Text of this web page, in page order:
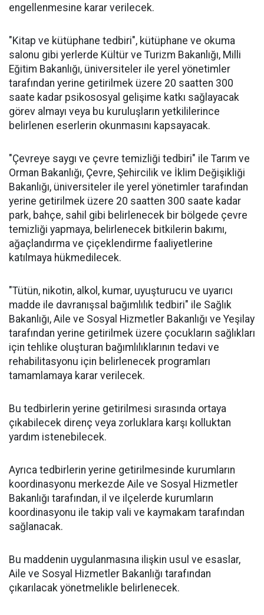
engellenmesine karar verilecek.
"Kitap ve kütüphane tedbiri", kütüphane ve okuma
salonu gibi yerlerde Kültür ve Turizm Bakanlığı, Milli
Eğitim Bakanlığı, üniversiteler ile yerel yönetimler
tarafından yerine getirilmek üzere 20 saatten 300
saate kadar psikososyal gelişime katkı sağlayacak
görev almayı veya bu kuruluşların yetkililerince
belirlenen eserlerin okunmasını kapsayacak.
"Çevreye saygı ve çevre temizliği tedbiri" ile Tarım ve
Orman Bakanlığı, Çevre, Şehircilik ve İklim Değişikliği
Bakanlığı, üniversiteler ile yerel yönetimler tarafından
yerine getirilmek üzere 20 saatten 300 saate kadar
park, bahçe, sahil gibi belirlenecek bir bölgede çevre
temizliği yapmaya, belirlenecek bitkilerin bakımı,
ağaçlandırma ve çiçeklendirme faaliyetlerine
katılmaya hükmedilecek.
"Tütün, nikotin, alkol, kumar, uyuşturucu ve uyarıcı
madde ile davranışsal bağımlılık tedbiri" ile Sağlık
Bakanlığı, Aile ve Sosyal Hizmetler Bakanlığı ve Yeşilay
tarafından yerine getirilmek üzere çocukların sağlıkları
için tehlike oluşturan bağımlılıklarının tedavi ve
rehabilitasyonu için belirlenecek programları
tamamlamaya karar verilecek.
Bu tedbirlerin yerine getirilmesi sırasında ortaya
çıkabilecek direnç veya zorluklara karşı kolluktan
yardım istenebilecek.
Ayrıca tedbirlerin yerine getirilmesinde kurumların
koordinasyonu merkezde Aile ve Sosyal Hizmetler
Bakanlığı tarafından, il ve ilçelerde kurumların
koordinasyonu ile takip vali ve kaymakam tarafından
sağlanacak.
Bu maddenin uygulanmasına ilişkin usul ve esaslar,
Aile ve Sosyal Hizmetler Bakanlığı tarafından
çıkarılacak yönetmelikle belirlenecek.